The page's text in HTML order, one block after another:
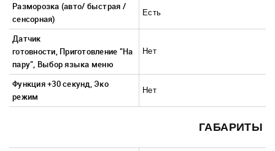
Разморозка (авто/ быстрая /
сенсорная)
Есть
Датчик
готовности, Приготовление "На
пару", Выбор языка меню
Нет
Функция +30 секунд, Эко
режим
Нет
ГАБАРИТЫ